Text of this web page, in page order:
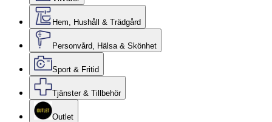
Hem, Hushåll & Trädgård
Personvård, Hälsa & Skönhet
Sport & Fritid
Tjänster & Tillbehör
Outlet